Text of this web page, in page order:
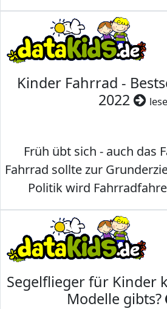
Kinder Fahrrad -
2022
Früh übt sich - auch das
Fahrrad sollte zur
Politik wird
Segelflieger für Kinder
Modelle gibts?